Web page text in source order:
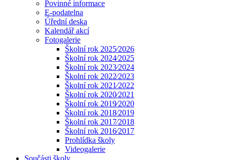
Povinné informace
E-podatelna
Úřední deska
Kalendář akcí
Fotogalerie
Školní rok 2025⁄2026
Školní rok 2024⁄2025
Školní rok 2023⁄2024
Školní rok 2022⁄2023
Školní rok 2021⁄2022
Školní rok 2020⁄2021
Školní rok 2019⁄2020
Školní rok 2018⁄2019
Školní rok 2017⁄2018
Školní rok 2016⁄2017
Prohlídka školy
Videogalerie
Součásti školy